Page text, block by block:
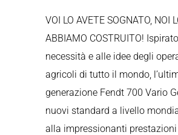
VOI LO AVETE SOGNATO, NOI
ABBIAMO COSTRUITO!
necessità e alle idee degli
agricoli di tutto il mondo,
generazione Fendt 700 Vario
nuovi standard a livello
alla impressionanti